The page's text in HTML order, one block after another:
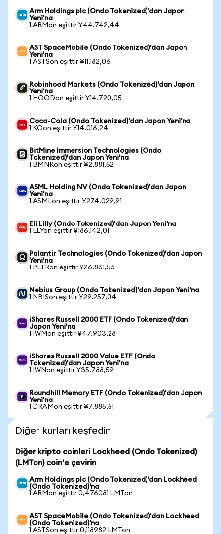
Arm Holdings plc (Ondo Tokenized)'dan Japon
Yeni'na
1 ARMon eşittir ¥44.742,44
AST SpaceMobile (Ondo Tokenized)'dan Japon
Yeni'na
1 ASTSon eşittir ¥11.182,06
Robinhood Markets (Ondo Tokenized)'dan Japon
Yeni'na
1 HOODon eşittir ¥14.720,05
Coca-Cola (Ondo Tokenized)'dan Japon Yeni'na
1 KOon eşittir ¥14.016,24
BitMine Immersion Technologies (Ondo
Tokenized)'dan Japon Yeni'na
1 BMNRon eşittir ¥2.881,52
ASML Holding NV (Ondo Tokenized)'dan Japon
Yeni'na
1 ASMLon eşittir ¥274.029,91
Eli Lilly (Ondo Tokenized)'dan Japon Yeni'na
1 LLYon eşittir ¥186.142,01
Palantir Technologies (Ondo Tokenized)'dan Japon
Yeni'na
1 PLTRon eşittir ¥26.861,56
Nebius Group (Ondo Tokenized)'dan Japon Yeni'na
1 NBISon eşittir ¥29.257,04
iShares Russell 2000 ETF (Ondo Tokenized)'dan
Japon Yeni'na
1 IWMon eşittir ¥47.903,28
iShares Russell 2000 Value ETF (Ondo
Tokenized)'dan Japon Yeni'na
1 IWNon eşittir ¥35.788,59
Roundhill Memory ETF (Ondo Tokenized)'dan Japon
Yeni'na
1 DRAMon eşittir ¥7.885,51
Diğer kurları keşfedin
Diğer kripto coinleri Lockheed (Ondo Tokenized)
(LMTon) coin'e çevirin
Arm Holdings plc (Ondo Tokenized)'dan Lockheed
(Ondo Tokenized)'na
1 ARMon eşittir 0,476081 LMTon
AST SpaceMobile (Ondo Tokenized)'dan Lockheed
(Ondo Tokenized)'na
1 ASTSon eşittir 0,118982 LMTon